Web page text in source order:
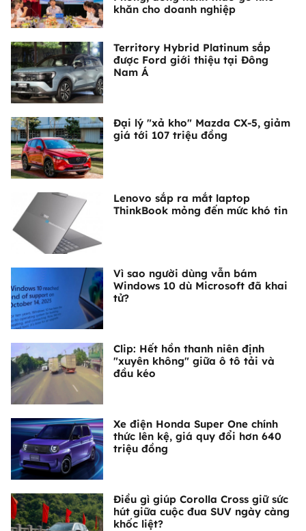
khăn cho doanh nghiệp
Territory Hybrid Platinum sắp
được Ford giới thiệu tại Đông
Nam Á
Đại lý "xả kho" Mazda CX-5, giảm
giá tới 107 triệu đồng
Lenovo sắp ra mắt laptop
ThinkBook mỏng đến mức khó tin
Vì sao người dùng vẫn bám
Windows 10 dù Microsoft đã khai
tử?
Clip: Hết hồn thanh niên định
"xuyên không" giữa ô tô tải và
đầu kéo
Xe điện Honda Super One chính
thức lên kệ, giá quy đổi hơn 640
triệu đồng
Điều gì giúp Corolla Cross giữ sức
hút giữa cuộc đua SUV ngày càng
khốc liệt?